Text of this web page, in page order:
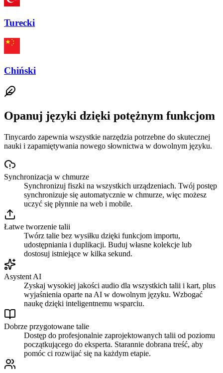
Turecki
Chiński
Opanuj języki dzięki potężnym funkcjom
Tinycardo zapewnia wszystkie narzędzia potrzebne do skutecznej
nauki i zapamiętywania nowego słownictwa w dowolnym języku.
Synchronizacja w chmurze
Synchronizuj fiszki na wszystkich urządzeniach. Twój postęp
synchronizuje się automatycznie w chmurze, więc możesz
uczyć się płynnie na web i mobile.
Łatwe tworzenie talii
Twórz talie bez wysiłku dzięki funkcjom importu,
udostępniania i duplikacji. Buduj własne kolekcje lub
dostosuj istniejące w kilka sekund.
Asystent AI
Zyskaj wysokiej jakości audio dla wszystkich talii i kart, plus
wyjaśnienia oparte na AI w dowolnym języku. Wzbogać
naukę dzięki inteligentnemu wsparciu.
Dobrze przygotowane talie
Dostęp do profesjonalnie zaprojektowanych talii od poziomu
początkującego do eksperta. Starannie dobrana treść, aby
pomóc ci rozwijać się na każdym etapie.